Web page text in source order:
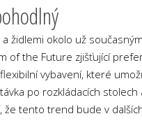
židlemi okolo už
of the Future zjišťující
vybavení, které
po rozkládacích stolech
tento trend bude v